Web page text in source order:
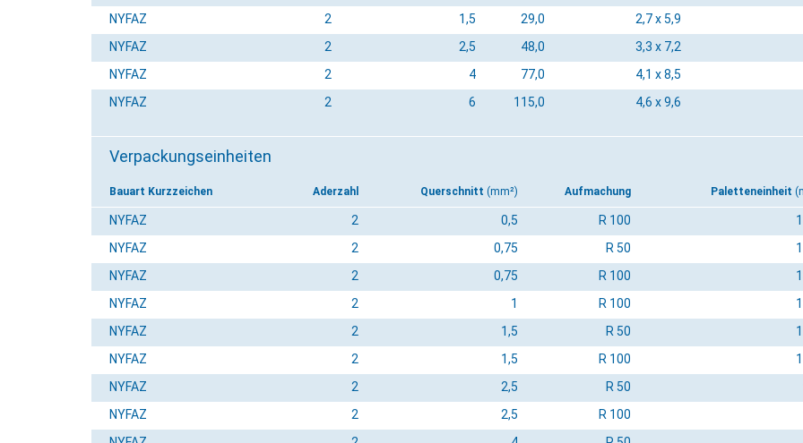
NYFAZ
2 1,5 29,0 2,7 x 5,9
NYFAZ
2 2,5 48,0 3,3 x 7,2
NYFAZ
2 4 77,0 4,1 x 8,5
NYFAZ
2 6 115,0 4,6 x 9,6
Verpackungseinheiten
Bauart Kurzzeichen Aderzahl Querschnitt (mm²) Aufmachung Paletteneinheit
NYFAZ 2 0,5 R 100
NYFAZ
2 0,75 R 50
NYFAZ
2 0,75 R 100
NYFAZ
2 1 R 100
NYFAZ
2 1,5 R 50
NYFAZ
2 1,5 R 100
NYFAZ
2 2,5 R 50
NYFAZ
2 2,5 R 100